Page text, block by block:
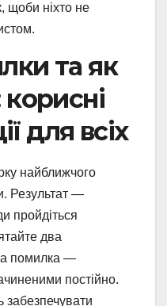
щоби ніхто не
та як
для всіх
найближчого
Результат —
пройдіться
два
помилка —
постійно.
забезпечувати